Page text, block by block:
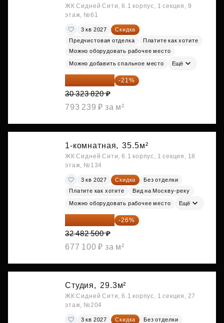
ЖК Сидней Сити, 6.1 корпус, 1 секция, 9
этаж, №61
3 кв 2027
Скидка
Предчистовая отделка
Платите как хотите
Можно оборудовать рабочее место
Можно добавить спальное место Ещё
23 955 818 ₽ -21%
30 323 820 ₽
793 239 ₽ за м²
1-комнатная, 35.5м²
ЖК Сидней Сити, 6.1 корпус, 1 секция, 18
этаж, №134
3 кв 2027 Скидка
Без отделки
Платите как хотите
Вид на Москву-реку
Можно оборудовать рабочее место Ещё
24 037 050 ₽ -26%
32 482 500 ₽
677 100 ₽ за м²
Студия, 29.3м²
ЖК Сидней Сити, 6.1 корпус, 1 секция, 27
этаж, №204
3 кв 2027 Скидка
Без отделки